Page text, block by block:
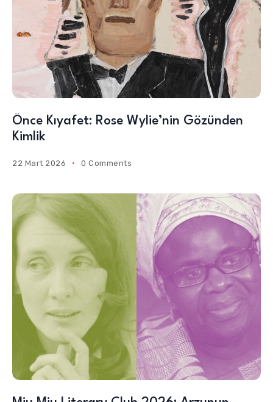
Önce Kıyafet: Rose Wylie’nin Gözünden
Kimlik
22 Mart 2026 0 Comments